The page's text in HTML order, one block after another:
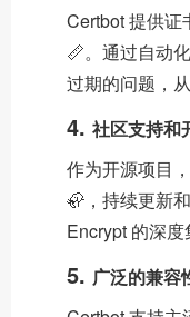
Certbot 提供证
📏。通过自动
过期的问题，
4. 社区支持和
作为开源项目
🦣，持续更新
Encrypt 的深度
5. 广泛的兼容